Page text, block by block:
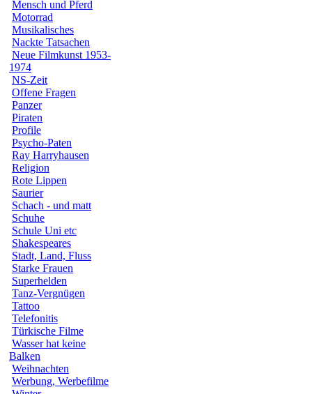
Mensch und Pferd
Motorrad
Musikalisches
Nackte Tatsachen
Neue Filmkunst 1953-
1974
NS-Zeit
Offene Fragen
Panzer
Piraten
Profile
Psycho-Paten
Ray Harryhausen
Religion
Rote Lippen
Saurier
Schach - und matt
Schuhe
Schule Uni etc
Shakespeares
Stadt, Land, Fluss
Starke Frauen
Superhelden
Tanz-Vergnügen
Tattoo
Telefonitis
Türkische Filme
Wasser hat keine
Balken
Weihnachten
Werbung, Werbefilme